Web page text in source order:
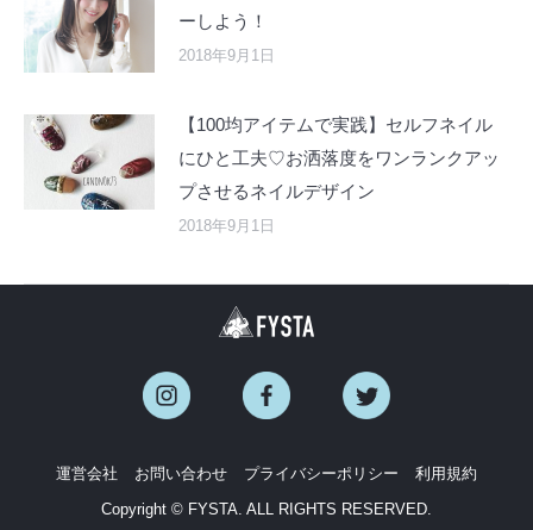
ーしよう！
2018年9月1日
【100均アイテムで実践】セルフネイル
にひと工夫♡お洒落度をワンランクアッ
プさせるネイルデザイン
2018年9月1日
運営会社 お問い合わせ プライバシーポリシー
利用規約
Copyright © FYSTA. ALL RIGHTS RESERVED.